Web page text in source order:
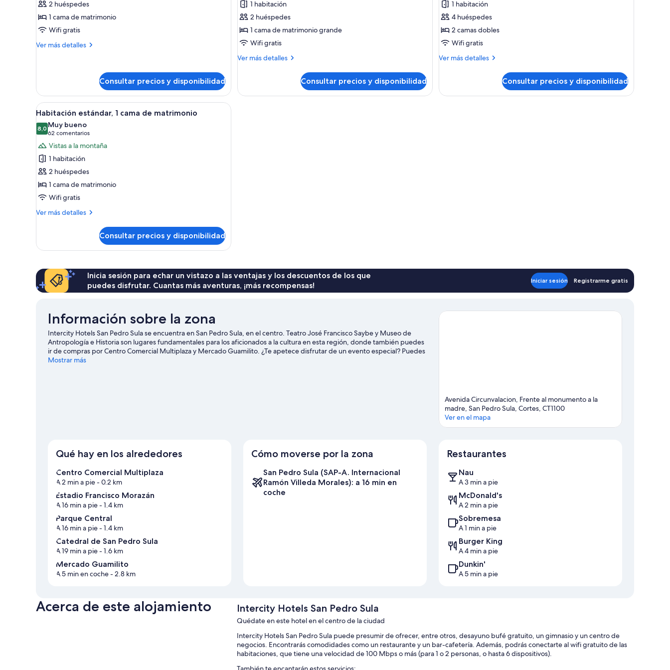
Standard
room,
wheelchair
accessible
2 huéspedes
1 cama de matrimonio
Wifi gratis
Ver más detalles
Más
wheelchair
accessible
Consultar precios y disponibilidad
Suite
estudio
1 habitación
2 huéspedes
1 cama de matrimonio grande
Wifi gratis
Ver más detalles
Más
estudio
Consultar precios y disponibilidad
Habitación
doble,
2
camas
dobles
1 habitación
4 huéspedes
2 camas dobles
Wifi gratis
Ver más detalles
Más
doble,
Consultar precios y disponibilidad
Abrir
todas
las
fotos
de
Habitación
estándar,
1
cama
de
Habitación de hotel con una cama grande, dos mesitas de noche con lámparas, un escritorio con silla y un espejo grande en la pared.
5
Habitación estándar, 1 cama de matrimonio
8,08,0 de 10
Muy bueno
62 comentarios
(62 comentarios)
Vistas a la montaña
1 habitación
2 huéspedes
1 cama de matrimonio
Wifi gratis
Ver más detalles
Más
estándar,
de
matrimonio
Consultar precios y disponibilidad
Inicia sesión para echar un vistazo a las ventajas y los descuentos de los que
puedes disfrutar. Cuantas más aventuras, ¡más recompensas!
Iniciar sesión Registrarme gratis
Información sobre la zona
Intercity Hotels San Pedro Sula se encuentra en San Pedro Sula, en el centro. Teatro José Francisco Saybe y Museo de
Antropología e Historia son lugares fundamentales para los aficionados a la cultura en esta región, donde también puedes
ir de compras por Centro Comercial Multiplaza y Mercado Guamilito. ¿Te apetece disfrutar de un evento especial? Puedes
consultar el calendario de Estadio Francisco Morazán o Estadio Olímpico Metropolitano.
Mostrar más
Avenida Circunvalacion, Frente al monumento a la
madre, San Pedro Sula, Cortes, CT1100
Ver en el mapa
Qué hay en los alrededores
Centro Comercial Multiplaza
A 2 min a pie- 0.2 km
Estadio Francisco Morazán
A 16 min a pie- 1.4 km
Parque Central
A 16 min a pie- 1.4 km
Catedral de San Pedro Sula
A 19 min a pie- 1.6 km
Mercado Guamilito
A 5 min en coche- 2.8 km
Cómo moverse por la zona
San Pedro Sula (SAP-A. Internacional
Ramón Villeda Morales): a 16 min en
coche
Restaurantes
Nau
A 3 min a pie
McDonald's
A 2 min a pie
Sobremesa
A 1 min a pie
Burger King
A 4 min a pie
Dunkin'
A 5 min a pie
Acerca de este alojamiento Intercity Hotels San Pedro Sula
Quédate en este hotel en el centro de la ciudad
Intercity Hotels San Pedro Sula puede presumir de ofrecer, entre otros, desayuno bufé gratuito, un gimnasio y un centro de
negocios. Encontrarás comodidades como un restaurante y un bar-cafetería. Además, podrás conectarte al wifi gratuito de las
habitaciones, que tiene una velocidad de 100 Mbps o más (para 1 o 2 personas, o hasta 6 dispositivos).